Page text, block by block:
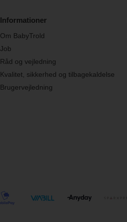
Informationer
Om BabyTrold
Job
Råd og vejledning
Kvalitet, sikkerhed og tilbagekaldelse
Brugervejledning